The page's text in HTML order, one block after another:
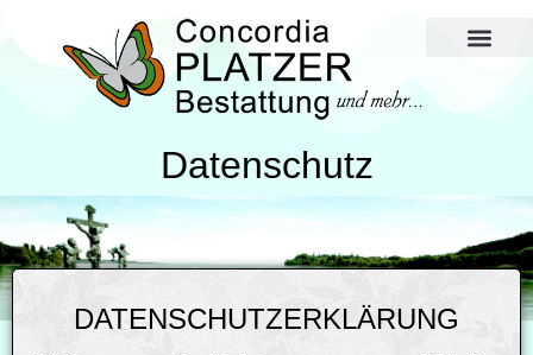
Datenschutz
DATENSCHUTZERKLÄRUNG